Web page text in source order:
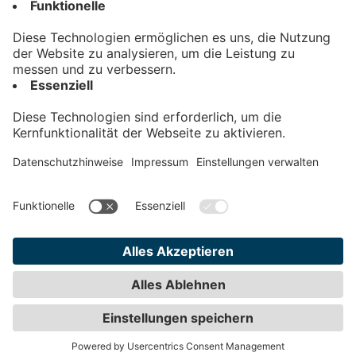
Kontakt
Impressum
Teilnahmebedingungen
Privatsphäre